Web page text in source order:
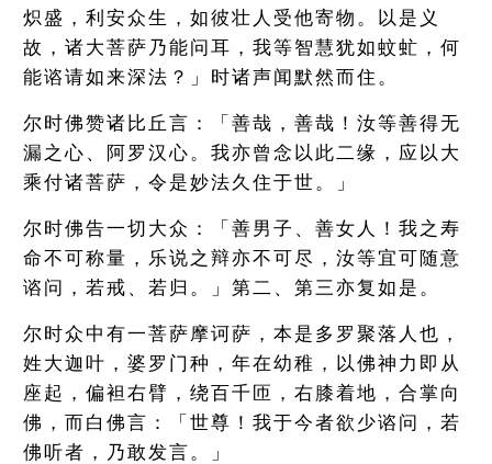
炽盛，利安众生，如彼壮人受他寄物。以是义
故，诸大菩萨乃能问耳，我等智慧犹如蚊虻，何
能谘请如来深法？」时诸声闻默然而住。
尔时佛赞诸比丘言：「善哉，善哉！汝等善得无
漏之心、阿罗汉心。我亦曾念以此二缘，应以大
乘付诸菩萨，令是妙法久住于世。」
尔时佛告一切大众：「善男子、善女人！我之寿
命不可称量，乐说之辩亦不可尽，汝等宜可随意
谘问，若戒、若归。」第二、第三亦复如是。
尔时众中有一菩萨摩诃萨，本是多罗聚落人也，
姓大迦叶，婆罗门种，年在幼稚，以佛神力即从
座起，偏袒右臂，绕百千匝，右膝着地，合掌向
佛，而白佛言：「世尊！我于今者欲少谘问，若
佛听者，乃敢发言。」